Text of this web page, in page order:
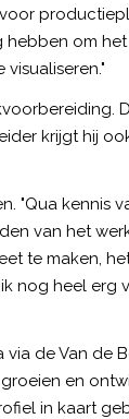
om
krijgt hij
"Qua kennis
van het
te maken,
nog heel erg
de Van de
en
in kaart